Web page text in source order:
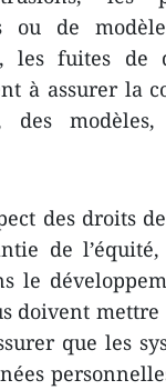
ou de
les fuites de
à assurer la
des
des droits
de
le
doivent
que les